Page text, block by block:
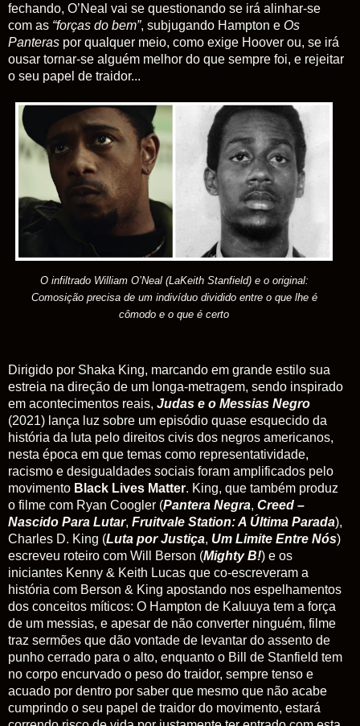
fechando, O’Neal vai se questionando se irá alinhar-se
com as “forças do bem”, subjugando Hampton e Os
Panteras por qualquer meio, como exige Hoover ou, se irá
ousar tornar-se alguém melhor do que sempre foi, e rejeitar
o seu papel de traidor...
O infiltrado William O’Neal (LaKeith Stanfield) e o original:
Comosição precisa de um indivíduo dividido entre o que lhe é
cômodo e o que é certo
Dirigido por Shaka King, marcando em grande estilo sua
estreia na direção de um longa-metragem, sendo inspirado
em acontecimentos reais, Judas e o Messias Negro
(2021) lança luz sobre um episódio quase esquecido da
história da luta pelo direitos civis dos negros americanos,
nesta época em que temas como representatividade,
racismo e desigualdades sociais foram amplificados pelo
movimento Black Lives Matter. King, que também produz
o filme com Ryan Coogler (Pantera Negra, Creed –
Nascido Para Lutar, Fruitvale Station: A Última Parada),
Charles D. King (Luta por Justiça, Um Limite Entre Nós)
escreveu roteiro com Will Berson (Mighty B!) e os
iniciantes Kenny & Keith Lucas que co-escreveram a
história com Berson & King apostando nos espelhamentos
dos conceitos míticos: O Hampton de Kaluuya tem a força
de um messias, e apesar de não converter ninguém, filme
traz sermões que dão vontade de levantar do assento de
punho cerrado para o alto, enquanto o Bill de Stanfield tem
no corpo encurvado o peso do traidor, sempre tenso e
acuado por dentro por saber que mesmo que não acabe
cumprindo o seu papel de traidor do movimento, estará